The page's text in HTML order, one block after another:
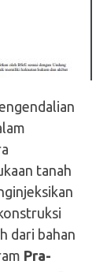
tanah
dari bahan
Pra-